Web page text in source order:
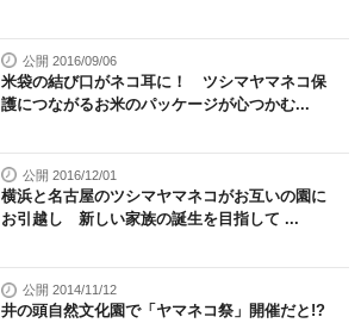
公開 2016/09/06
米袋の結び口がネコ耳に！ ツシマヤマネコ保
護につながるお米のパッケージが心つかむ...
公開 2016/12/01
横浜と名古屋のツシマヤマネコがお互いの園に
お引越し 新しい家族の誕生を目指して ...
公開 2014/11/12
井の頭自然文化園で「ヤマネコ祭」開催だと!?